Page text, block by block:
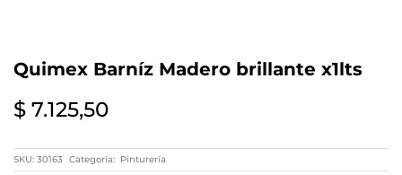
– Herramientas: Con pincel, rodillo o soplete.
de producto cuando se observen los primeros signos de
Quimex Barníz Madero brillante x1lts
$ 7.125,50
SKU: 30163 Categoría: Pinturería